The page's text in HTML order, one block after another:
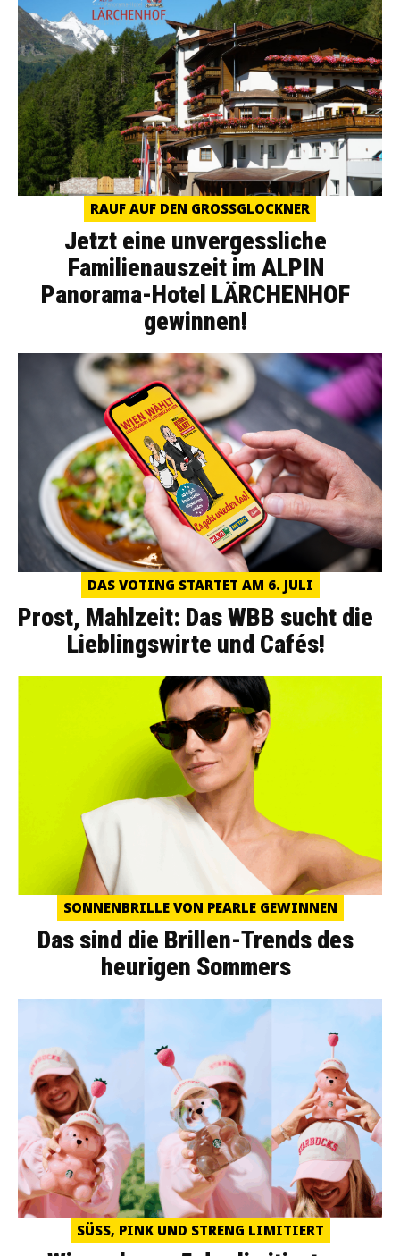
RAUF AUF DEN GROSSGLOCKNER
Jetzt eine unvergessliche
Familienauszeit im ALPIN
Panorama-Hotel LÄRCHENHOF
gewinnen!
DAS VOTING STARTET AM 6. JULI
Prost, Mahlzeit: Das WBB sucht die
Lieblingswirte und Cafés!
SONNENBRILLE VON PEARLE GEWINNEN
Das sind die Brillen-Trends des
heurigen Sommers
SÜSS, PINK UND STRENG LIMITIERT